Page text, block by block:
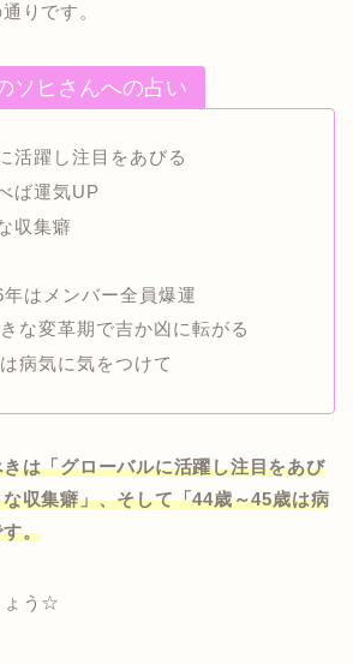
りです。
ソヒさんへの占い
活躍し注目をあびる
ば運気UP
収集癖
はメンバー全員爆運
な変革期で吉か凶に転がる
病気に気をつけて
は「グローバルに活躍し注目をあび
収集癖」、そして「44歳～45歳は病
。
ょう☆